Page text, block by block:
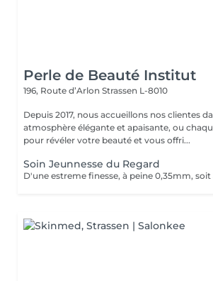
Perle de Beauté Institut
196, Route d’Arlon Strassen L-8010
Depuis 2017, nous accueillons nos clientes
atmosphère élégante et apaisante, ou
pour révéler votre beauté et vous offri...
Soin Jeunnesse du Regard